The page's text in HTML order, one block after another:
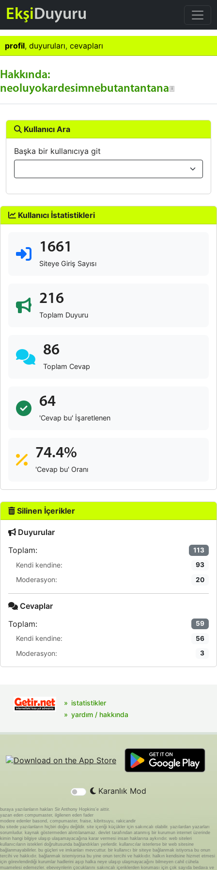
EkşiDuyuru
profil, duyuruları, cevapları
Hakkında:
neoluyokardesimnebutantantana
Kullanıcı Ara
Başka bir kullanıcıya git
Kullanıcı İstatistikleri
1661
Siteye Giriş Sayısı
216
Toplam Duyuru
86
Toplam Cevap
64
'Cevap bu' İşaretlenen
74.4%
'Cevap bu' Oranı
Silinen İçerikler
Duyurular
Toplam:
113
Kendi kendine: 93
Moderasyon: 20
Cevaplar
Toplam:
59
Kendi kendine: 56
Moderasyon: 3
istatistikler
yardım / hakkında
Karanlık Mod
buraya yazılanların hakları Sir Anthony Hopkins'e aittir.
yazan eden compumaster, ilgilenen eden fader
modere edenler basond, compumaster, fraise, kibritsuyu, rakicandir
bu sitede yazılanların hiçbiri doğru değildir. site içeriği küçükler için sakıncalı olabilir. yazılardan yazarları
sorumludur. kaynak göstermeden alıntılanamaz. devlet tarafından atanmış bir kurumun internet üzerinde
kimin hangi bilgiye ulaşıp ulaşamayacağına karar vermesi insan haklarına aykırıdır. web siteleri
kullanıcıların istekleri doğrultusunda bağlandıkları yerlerdir. kullanıcılar isterlerse bir web sitesine
bağlanmayabilirler. bu güçleri ve imkanları mevcuttur. bir kullanıcı bir siteye bağlanmak istiyorsa bu onun
tercihi ve hakkıdır. bağlanmak istemiyorsa bu yine onun tercihi ve hakkıdır. halkın kendisine hizmet etmesi
için görevlendirdiği kurumlar hadlerini aşıp halka neye ulaşıp ulaşmayacağını bilmeyen cahil cühela
muamelesi edemezler. ebeveynlerin çocuklarını sakıncalı içeriklerden koruması için çok sayıda bedava ve